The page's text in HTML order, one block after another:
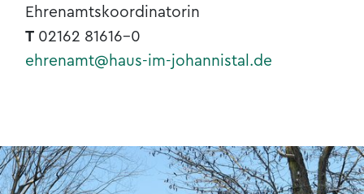
Ehrenamtskoordinatorin
T 02162 81616-0
ehrenamt@haus-im-johannistal.de